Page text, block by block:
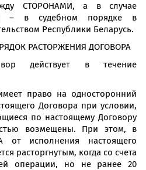
СТОРОНАМИ, а в случае
– в судебном порядке в
Республики Беларусь.
РАСТОРЖЕНИЯ ДОГОВОРА
действует в течение
право на односторонний
Договора при условии,
по настоящему Договору
возмещены. При этом, в
от исполнения настоящего
расторгнутым, когда со счета
операции, но не ранее 20